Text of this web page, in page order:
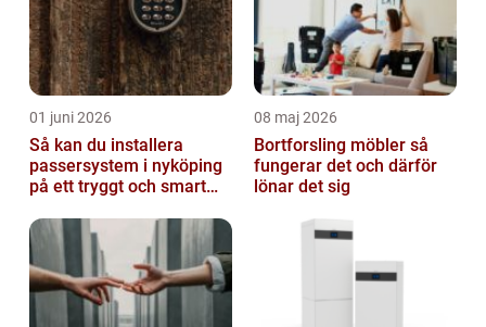
01 juni 2026
Så kan du installera
passersystem i nyköping
på ett tryggt och smart
08 maj 2026
Bortforsling möbler så
fungerar det och därför
lönar det sig